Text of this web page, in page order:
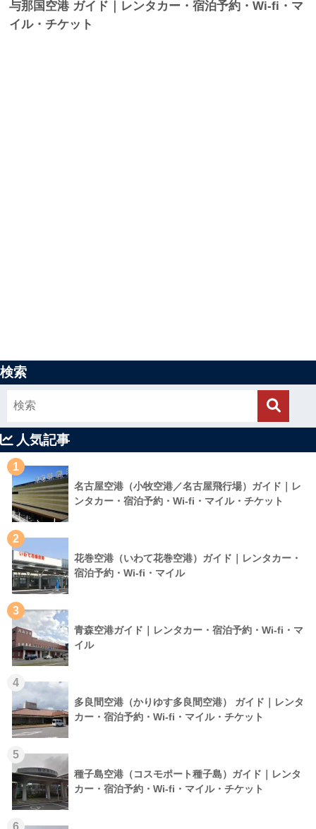
与那国空港 ガイド｜レンタカー・宿泊予約・Wi-fi・マ
イル・チケット
検索
人気記事
1
名古屋空港（小牧空港／名古屋飛行場）ガイド｜レ
ンタカー・宿泊予約・Wi-fi・マイル・チケット
2
花巻空港（いわて花巻空港）ガイド｜レンタカー・
宿泊予約・Wi-fi・マイル
3
青森空港ガイド｜レンタカー・宿泊予約・Wi-fi・マ
イル
4
多良間空港（かりゆす多良間空港） ガイド｜レンタ
カー・宿泊予約・Wi-fi・マイル・チケット
5
種子島空港（コスモポート種子島）ガイド｜レンタ
カー・宿泊予約・Wi-fi・マイル・チケット
6